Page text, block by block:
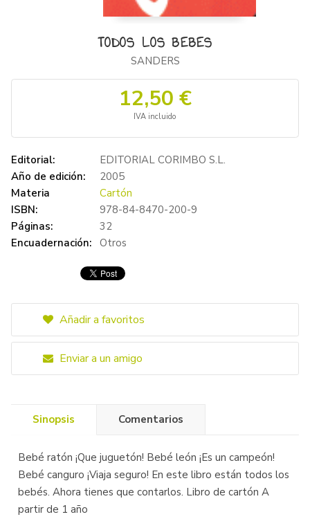
TODOS LOS BEBES
SANDERS
12,50 €
IVA incluido
Editorial:
EDITORIAL CORIMBO S.L.
Año de edición:
2005
Materia
Cartón
ISBN:
978-84-8470-200-9
Páginas:
32
Encuadernación: Otros
Añadir a favoritos
Enviar a un amigo
Sinopsis Comentarios
Bebé ratón ¡Que juguetón! Bebé león ¡Es un campeón!
Bebé canguro ¡Viaja seguro! En este libro están todos los
bebés. Ahora tienes que contarlos. Libro de cartón A
partir de 1 año